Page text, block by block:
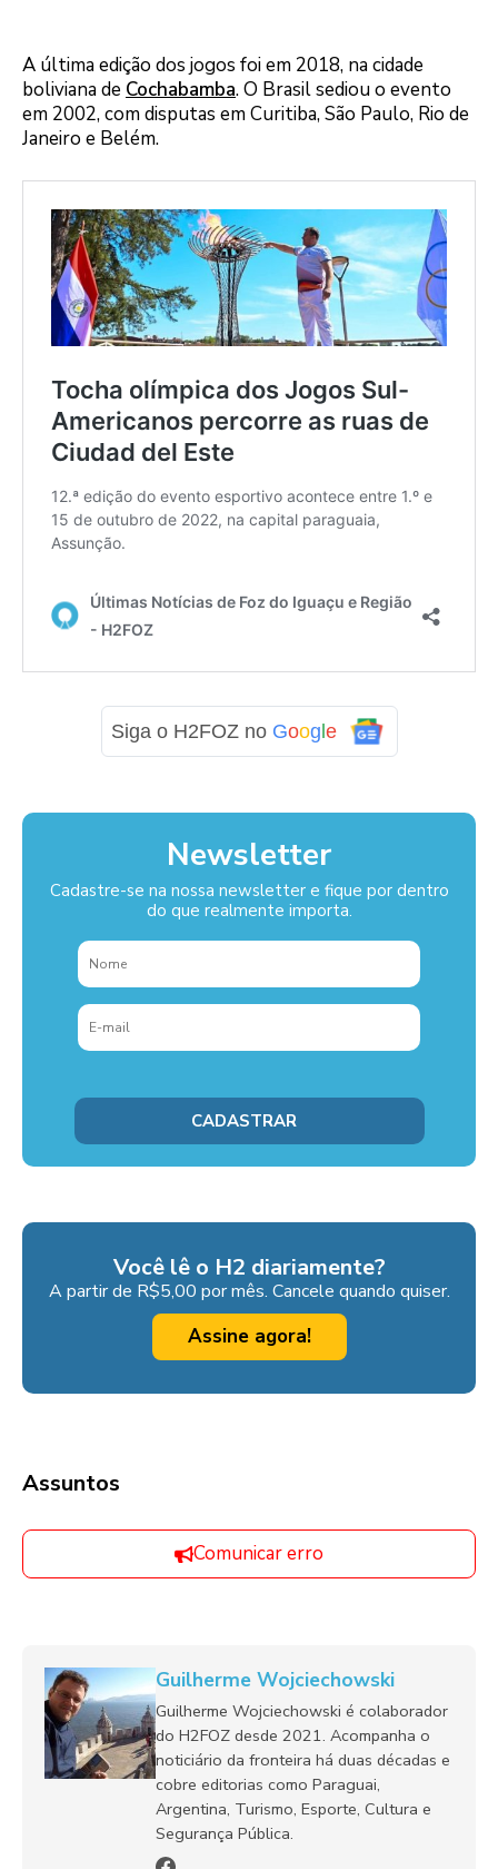
A última edição dos jogos foi em 2018, na cidade
boliviana de Cochabamba. O Brasil sediou o evento
em 2002, com disputas em Curitiba, São Paulo, Rio de
Janeiro e Belém.
Siga o H2FOZ no Google
Newsletter
Cadastre-se na nossa newsletter e fique por dentro
do que realmente importa.
Você lê o H2 diariamente?
A partir de R$5,00 por mês. Cancele quando quiser.
Assine agora!
Assuntos
Comunicar erro
Guilherme Wojciechowski
Guilherme Wojciechowski é colaborador
do H2FOZ desde 2021. Acompanha o
noticiário da fronteira há duas décadas e
cobre editorias como Paraguai,
Argentina, Turismo, Esporte, Cultura e
Segurança Pública.